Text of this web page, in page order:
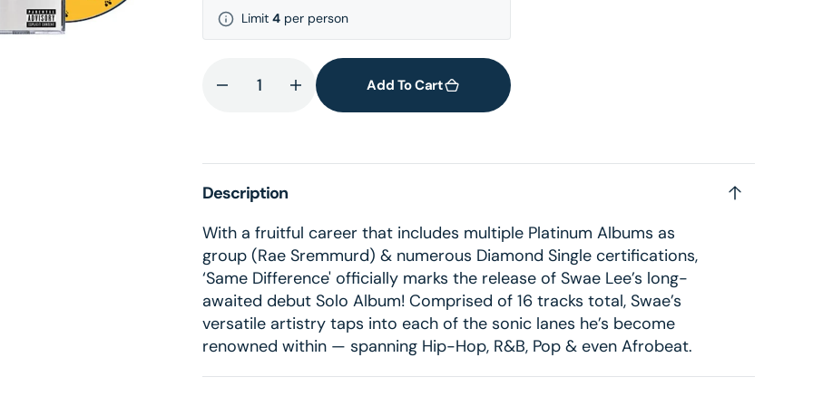
Limit 4 per person
Decrease
Same
Difference
CD
Increase
quantity
Same
Add To Cart
Description
With a fruitful career that includes multiple Platinum Albums as
group (Rae Sremmurd) & numerous Diamond Single certifications,
‘Same Difference' officially marks the release of Swae Lee’s long-
awaited debut Solo Album! Comprised of 16 tracks total, Swae’s
versatile artistry taps into each of the sonic lanes he’s become
renowned within — spanning Hip-Hop, R&B, Pop & even Afrobeat.